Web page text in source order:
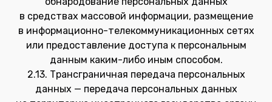
в средствах массовой информации, размещение
в информационно-телекоммуникационных сетях
или предоставление доступа к персональным
данным каким-либо иным способом.
2.13. Трансграничная передача персональных
данных — передача персональных данных